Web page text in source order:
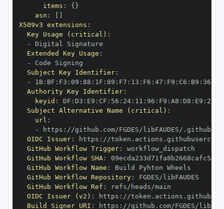
items : { }
asn :
X509v3 extensions :
Key Usage (critical) :
-
Extended Key Usage :
-
Subject Key Identifier:
-
1B: BF : F3 : 09 : 88 : 1F : 89 : F7 : 13 : F6 : 47 : F9 : C6 : B9 : 36
Authority Key Identifier:
keyid : DF : D3 : E9 : CF : 56 : 24: 11 : 96 : F9 : A8 : D8 : E9 : 28
Subject Alternative Name (critical) :
url :
-
https :
OIDC Issuer: https :
GitHub Workflow Trigger:
GitHub Workflow SHA:
GitHub Workflow Name :
GitHub Workflow Repository:
GitHub Workflow Ref :
OIDC Issuer (v2) : https :
Build Signer URI : https :